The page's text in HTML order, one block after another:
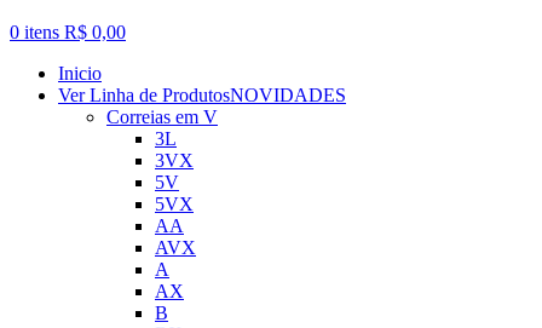
0 itens R$ 0,00
Inicio
Ver Linha de ProdutosNOVIDADES
Correias em V
3L
3VX
5V
5VX
AA
AVX
A
AX
B